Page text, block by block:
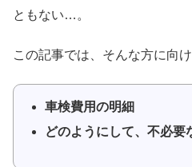
ともない…。
この記事では、そんな方に向け
車検費用の明細
どのようにして、不必要